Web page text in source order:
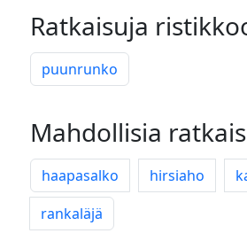
Ratkaisuja
puunrunko
Mahdollisia
haapasalko hirsiaho
rankaläjä